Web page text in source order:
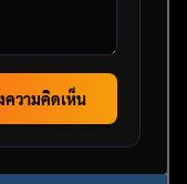
ความคิดเห็น